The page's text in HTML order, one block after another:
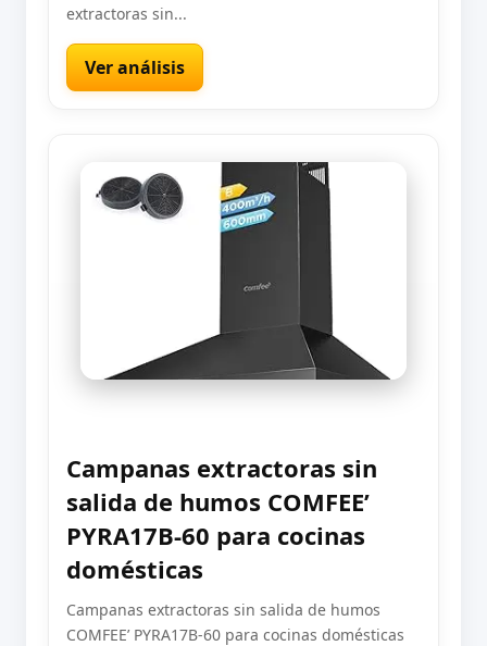
extractoras sin...
Ver análisis
Campanas extractoras sin
salida de humos COMFEE’
PYRA17B-60 para cocinas
domésticas
Campanas extractoras sin salida de humos
COMFEE’ PYRA17B-60 para cocinas domésticas